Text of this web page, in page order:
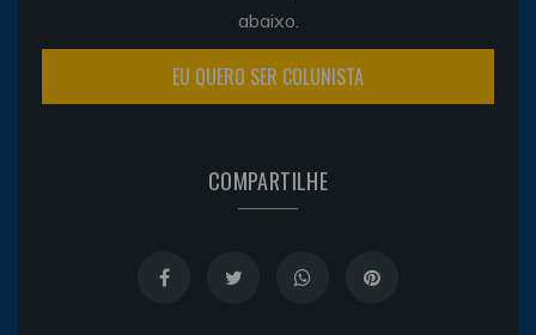
abaixo.
EU QUERO SER COLUNISTA
COMPARTILHE